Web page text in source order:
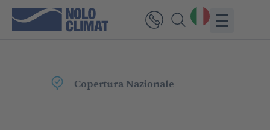
ConsegnaRapida